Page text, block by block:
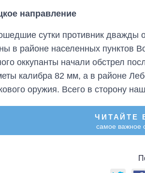
направление
сутки противник дважды
в районе населенных пунктов
оккупанты начали обстрел
калибра 82 мм, а в районе
оружия. Всего в сторону
ЧИТАЙТЕ
самое важное